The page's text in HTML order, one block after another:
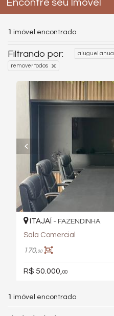
Encontre seu Imóvel
1 imóvel encontrado
Filtrando por: aluguel anual
remover todos
ITAJAÍ - FAZENDINHA
Sala Comercial
170,00
R$ 50.000, 00
1 imóvel encontrado